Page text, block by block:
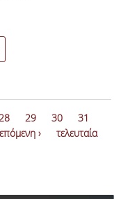
29 30
31
επόμενη ›
τελευταία